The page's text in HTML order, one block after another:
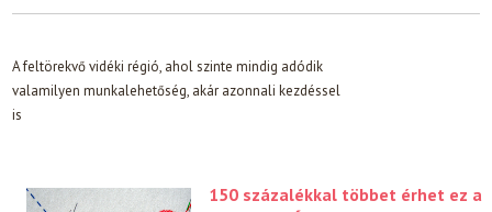
A feltörekvő vidéki régió, ahol szinte mindig adódik
valamilyen munkalehetőség, akár azonnali kezdéssel
is
150 százalékkal többet érhet ez a